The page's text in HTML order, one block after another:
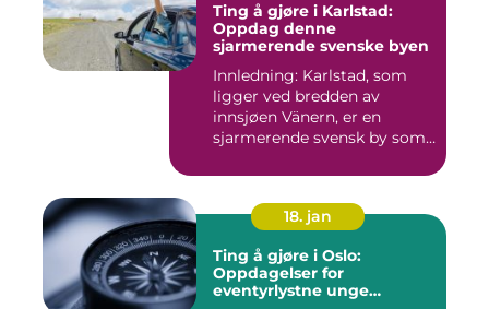
Ting å gjøre i Karlstad:
Oppdag denne
sjarmerende svenske byen
Innledning: Karlstad, som
ligger ved bredden av
innsjøen Vänern, er en
sjarmerende svensk by som
18. jan
Ting å gjøre i Oslo:
Oppdagelser for
eventyrlystne unge